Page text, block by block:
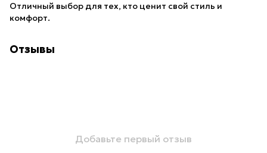
Отличный выбор для тех, кто ценит свой стиль и
комфорт.
Отзывы
Добавьте первый отзыв